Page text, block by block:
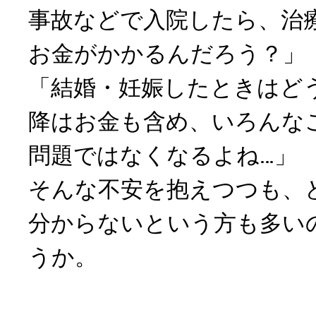
事故などで入院したら、治
お金がかかるんだろう？」
「結婚・妊娠したときは
降はお金も含め、いろんな
問題ではなくなるよね…」
そんな不安を抱えつつも、
分からないという方も多い
うか。